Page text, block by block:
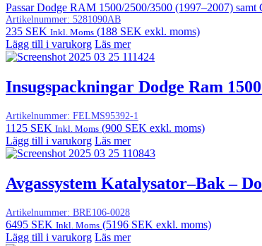
Passar Dodge RAM 1500/2500/3500 (1997–2007)
Artikelnummer: 5281090AB
235 SEK Inkl. Moms (188 SEK exkl. moms)
Lägg till i varukorg Läs mer
Insugspackningar Dodge Ram
Artikelnummer: FELMS95392-1
1125 SEK Inkl. Moms (900 SEK exkl. moms)
Lägg till i varukorg Läs mer
Avgassystem Katalysator–Bak –
Artikelnummer: BRE106-0028
6495 SEK Inkl. Moms (5196 SEK exkl. moms)
Lägg till i varukorg Läs mer